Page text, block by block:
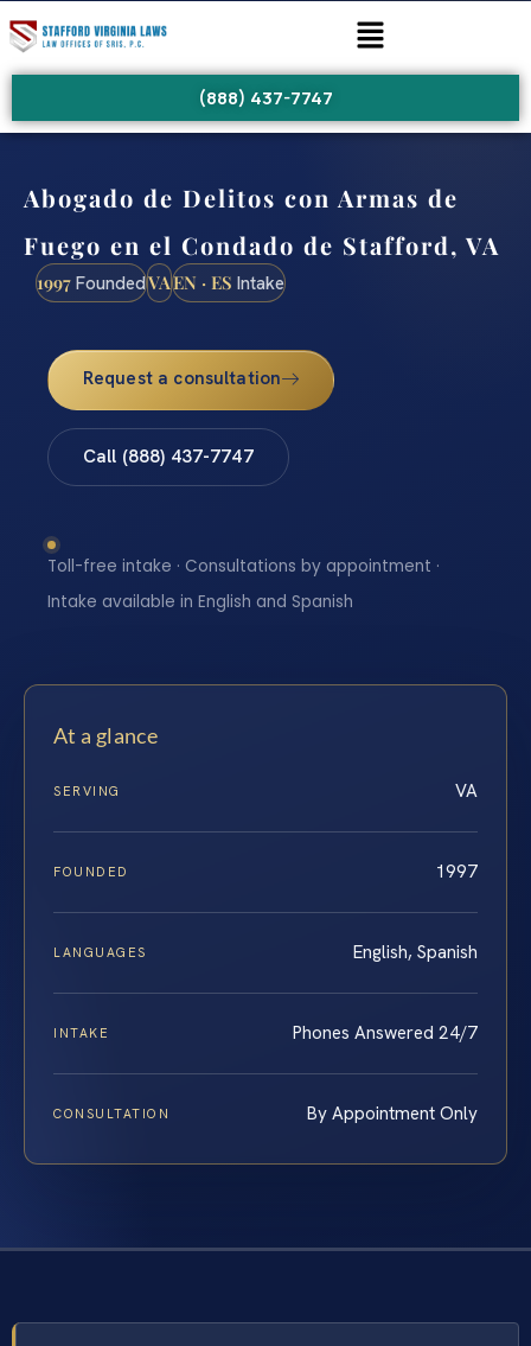
(888) 437-7747
Abogado de Delitos con Armas de
Fuego en el Condado de Stafford, VA
1997 FoundedVAEN · ES Intake
Request a consultation
Call (888) 437-7747
Toll-free intake · Consultations by appointment ·
Intake available in English and Spanish
At a glance
SERVING VA
FOUNDED 1997
LANGUAGES English, Spanish
INTAKE Phones Answered 24/7
CONSULTATION By Appointment Only